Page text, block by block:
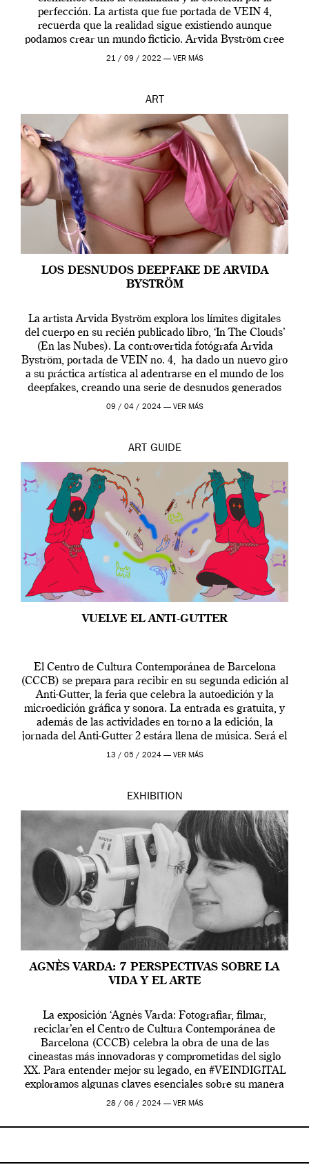
perfección. La artista que fue portada de VEIN 4,
recuerda que la realidad sigue existiendo aunque
podamos crear un mundo ficticio. Arvida Byström cree
que los humanos tienen un complejo […]
21 / 09 / 2022 — VER MÁS
ART
LOS DESNUDOS DEEPFAKE DE ARVIDA
BYSTRÖM
La artista Arvida Byström explora los límites digitales
del cuerpo en su recién publicado libro, ‘In The Clouds’
(En las Nubes). La controvertida fotógrafa Arvida
Byström, portada de VEIN no. 4, ha dado un nuevo giro
a su práctica artística al adentrarse en el mundo de los
deepfakes, creando una serie de desnudos generados
por […]
09 / 04 / 2024 — VER MÁS
ART GUIDE
VUELVE EL ANTI-GUTTER
El Centro de Cultura Contemporánea de Barcelona
(CCCB) se prepara para recibir en su segunda edición al
Anti-Gutter, la feria que celebra la autoedición y la
microedición gráfica y sonora. La entrada es gratuita, y
además de las actividades en torno a la edición, la
jornada del Anti-Gutter 2 estára llena de música. Será el
[…]
13 / 05 / 2024 — VER MÁS
EXHIBITION
AGNÈS VARDA: 7 PERSPECTIVAS SOBRE LA
VIDA Y EL ARTE
La exposición ‘Agnès Varda: Fotografiar, filmar,
reciclar’en el Centro de Cultura Contemporánea de
Barcelona (CCCB) celebra la obra de una de las
cineastas más innovadoras y comprometidas del siglo
XX. Para entender mejor su legado, en #VEINDIGITAL
exploramos algunas claves esenciales sobre su manera
de entender la vida, el cine y el arte contemporáneo.
28 / 06 / 2024 — VER MÁS